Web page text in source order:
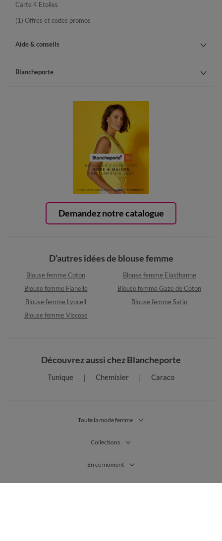
Demandez notre catalogue
Carte 4 Etoiles
(1) Offres et codes promos
Aide & conseils
Blancheporte
D’autres idées de blouse femme
Blouse femme Coton
Blouse femme Elasthanne
Blouse femme Flanelle
Blouse femme Gaze de Coton
Blouse femme Lyocell
Blouse femme Satin
Blouse femme Viscose
Découvrez aussi chez Blancheporte
Tunique Chemisier Caraco
Toute la mode femme
Collections
En ce moment